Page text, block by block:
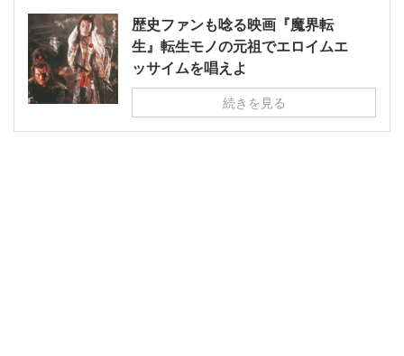
歴史ファンも唸る映画『魔界転
生』転生モノの元祖でエロイムエ
ッサイムを唱えよ
続きを見る